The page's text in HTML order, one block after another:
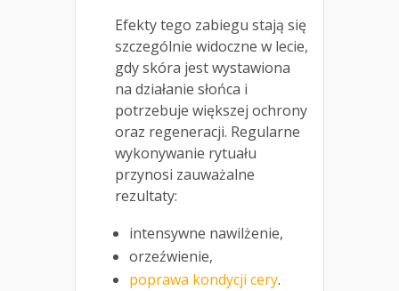
Efekty tego zabiegu stają się
szczególnie widoczne w lecie,
gdy skóra jest wystawiona
na działanie słońca i
potrzebuje większej ochrony
oraz regeneracji. Regularne
wykonywanie rytuału
przynosi zauważalne
rezultaty:
intensywne nawilżenie,
orzeźwienie,
poprawa kondycji cery.